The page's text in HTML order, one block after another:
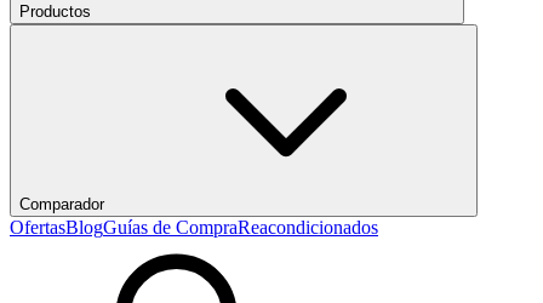
Productos
Comparador
OfertasBlogGuías de CompraReacondicionados